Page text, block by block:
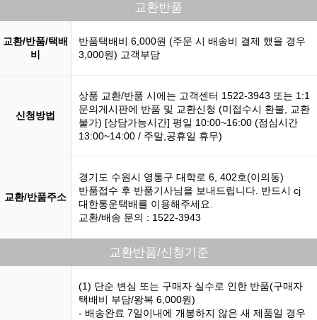
교환반품
교환/반품/택배
비
반품택배비 6,000원 (주문 시 배송비 결제 했을 경우
3,000원) 고객부담
신청방법
상품 교환/반품 시에는 고객센터 1522-3943 또는 1:1
문의게시판에 반품 및 교환신청 (미접수시 환불, 교환
불가) [상담가능시간] 평일 10:00~16:00 (점심시간
13:00~14:00 / 주말,공휴일 휴무)
교환/반품주소
경기도 수원시 영통구 대학로 6, 402호(이의동)
반품접수 후 반품기사님을 보내드립니다. 반드시 cj
대한통운택배를 이용해주세요.
교환/배송 문의 : 1522-3943
교환반품/신청기준
(1) 단순 변심 또는 구매자 실수로 인한 반품(구매자
택배비 부담/왕복 6,000원)
- 배송완료 7일이내에 개봉하지 않은 새 제품일 경우